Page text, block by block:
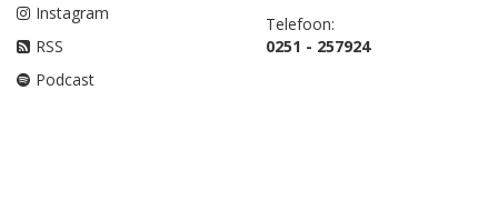
Instagram
RSS
Podcast
Telefoon:
0251 - 257924